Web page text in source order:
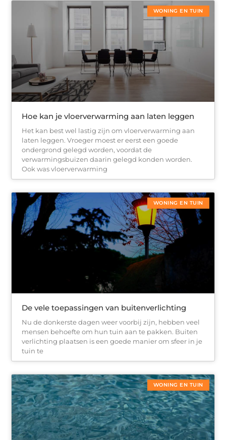
WONING EN TUIN
Hoe kan je vloerverwarming aan laten leggen
Het kan best wel lastig zijn om vloerverwarming aan
laten leggen. Vroeger moest er eerst een goede
ondergrond gelegd worden, voordat de
verwarmingsbuizen daarin gelegd konden worden.
Ook was vloerverwarming
WONING EN TUIN
De vele toepassingen van buitenverlichting
Nu de donkerste dagen weer voorbij zijn, hebben veel
mensen behoefte om hun tuin aan te pakken. Buiten
verlichting plaatsen is een goede manier om sfeer in je
tuin te
WONING EN TUIN